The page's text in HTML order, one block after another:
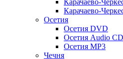
Карачаево-
Карачаево-
Осетия
Осетия DVD
Осетия Audio CD
Осетия MP3
Чечня